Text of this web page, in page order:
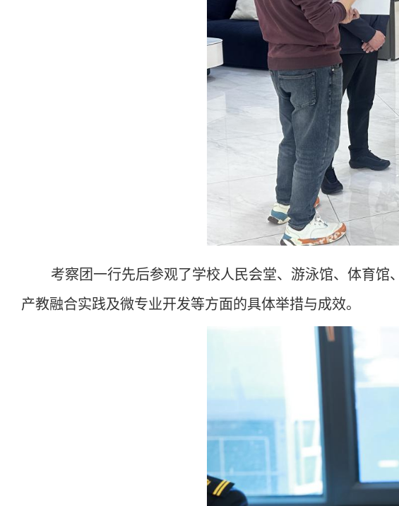
考察团一行先后参观了学校人民会堂、游泳馆、体育馆
产教融合实践及微专业开发等方面的具体举措与成效。